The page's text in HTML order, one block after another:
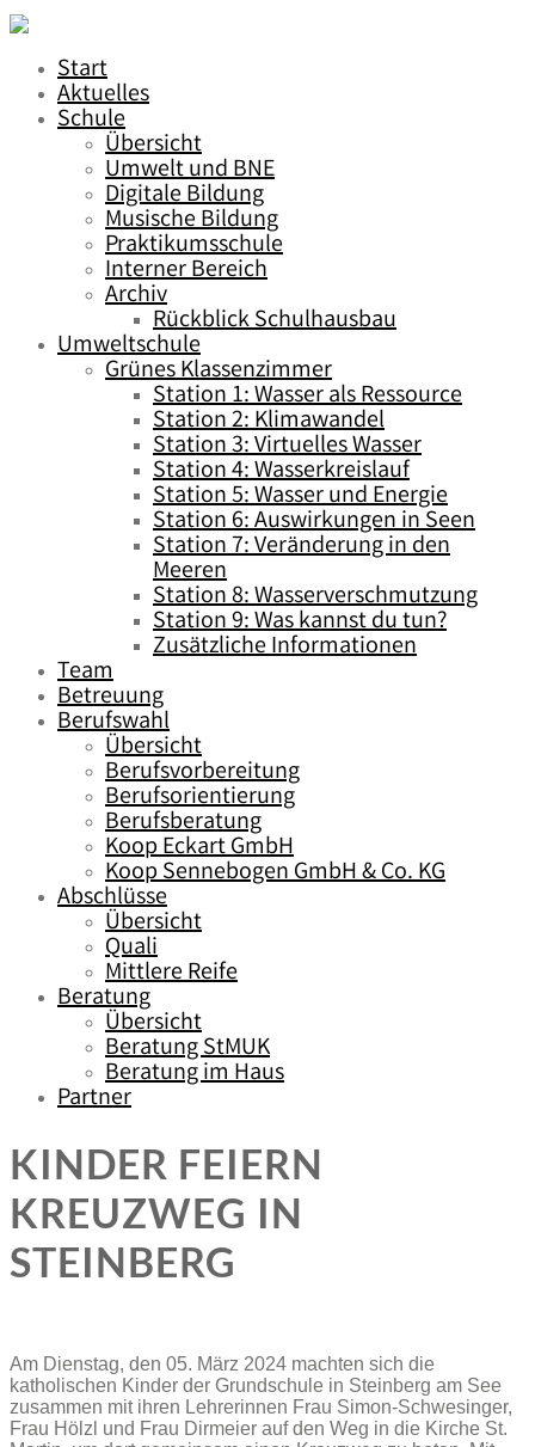
Start
Aktuelles
Schule
Übersicht
Umwelt und BNE
Digitale Bildung
Musische Bildung
Praktikumsschule
Interner Bereich
Archiv
Rückblick Schulhausbau
Umweltschule
Grünes Klassenzimmer
Station 1: Wasser als Ressource
Station 2: Klimawandel
Station 3: Virtuelles Wasser
Station 4: Wasserkreislauf
Station 5: Wasser und Energie
Station 6: Auswirkungen in Seen
Station 7: Veränderung in den
Meeren
Station 8: Wasserverschmutzung
Station 9: Was kannst du tun?
Zusätzliche Informationen
Team
Betreuung
Berufswahl
Übersicht
Berufsvorbereitung
Berufsorientierung
Berufsberatung
Koop Eckart GmbH
Koop Sennebogen GmbH & Co. KG
Abschlüsse
Übersicht
Quali
Mittlere Reife
Beratung
Übersicht
Beratung StMUK
Beratung im Haus
Partner
KINDER FEIERN
KREUZWEG IN
STEINBERG
Am Dienstag, den 05. März 2024 machten sich die
katholischen Kinder der Grundschule in Steinberg am See
zusammen mit ihren Lehrerinnen Frau Simon-Schwesinger,
Frau Hölzl und Frau Dirmeier auf den Weg in die Kirche St.